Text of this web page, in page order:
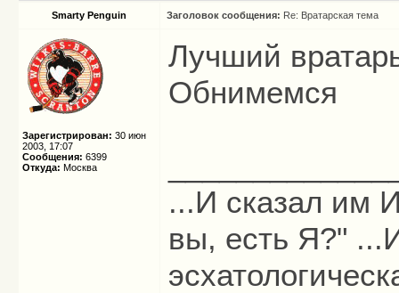
Smarty Penguin Заголовок сообщения: Re: Вратарская тема
Зарегистрирован: 30 июн
2003, 17:07
Сообщения: 6399
Откуда: Москва
Лучший
Обнимемся
...И сказал им
вы, есть Я?"